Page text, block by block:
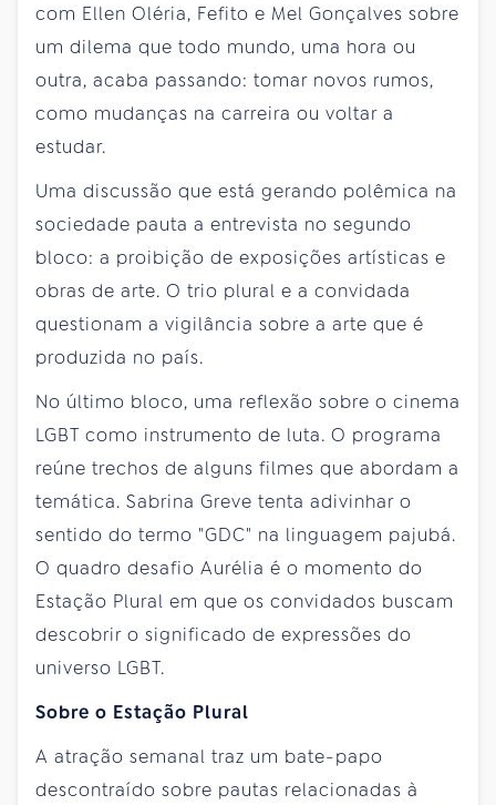
com Ellen Oléria, Fefito e Mel Gonçalves sobre
um dilema que todo mundo, uma hora ou
outra, acaba passando: tomar novos rumos,
como mudanças na carreira ou voltar a
estudar.
Uma discussão que está gerando polêmica na
sociedade pauta a entrevista no segundo
bloco: a proibição de exposições artísticas e
obras de arte. O trio plural e a convidada
questionam a vigilância sobre a arte que é
produzida no país.
No último bloco, uma reflexão sobre o cinema
LGBT como instrumento de luta. O programa
reúne trechos de alguns filmes que abordam a
temática. Sabrina Greve tenta adivinhar o
sentido do termo "GDC" na linguagem pajubá.
O quadro desafio Aurélia é o momento do
Estação Plural em que os convidados buscam
descobrir o significado de expressões do
universo LGBT.
Sobre o Estação Plural
A atração semanal traz um bate-papo
descontraído sobre pautas relacionadas à